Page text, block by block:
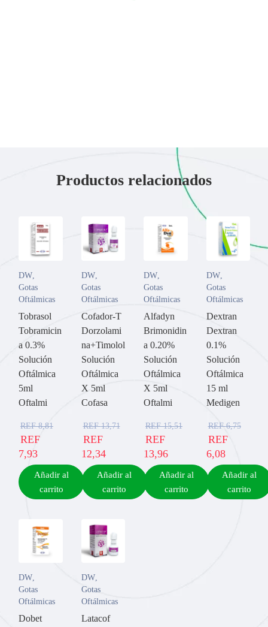
Productos relacionados
DW
Gotas
Oftálmicas
Tobrasol
Tobramicin
a 0.3%
Solución
Oftálmica
5ml
Oftalmi
REF8,81
REF
7,93
Añadir al
carrito
DW,
Gotas
Oftálmicas
Cofador-T
Dorzolami
na+Timolol
Solución
Oftálmica
X 5ml
Cofasa
REF13,71
REF
12,34
Añadir al
carrito
DW
Gotas
Oftálmicas
Alfadyn
Brimonidin
a 0.20%
Solución
Oftálmica
X 5ml
Oftalmi
REF15,51
REF
13,96
Añadir al
carrito
DW,
Gotas
Oftálmicas
Dextran
Dextran
0.1%
Solución
Oftálmica
15 ml
Medigen
REF6,75
REF
6,08
Añadir al
carrito
DW,
Gotas
Oftálmicas
Dobet
DW,
Gotas
Oftálmicas
Latacof